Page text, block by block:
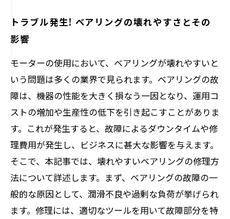
トラブル発生! ベアリングの壊れやすさとその
影響
モーターの使用において、ベアリングが壊れやすいと
いう問題は多くの業界で見られます。ベアリングの故
障は、機器の性能を大きく損なう一因となり、運用コ
ストの増加や生産性の低下を引き起こすことがありま
す。これが発生すると、故障によるダウンタイムや修
理費用が発生し、ビジネスに甚大な影響を与えます。
そこで、本記事では、壊れやすいベアリングの修理方
法について詳述します。まず、ベアリングの故障の一
般的な原因として、潤滑不良や過剰な負荷が挙げられ
ます。修理には、適切なツールを用いて故障部分を特